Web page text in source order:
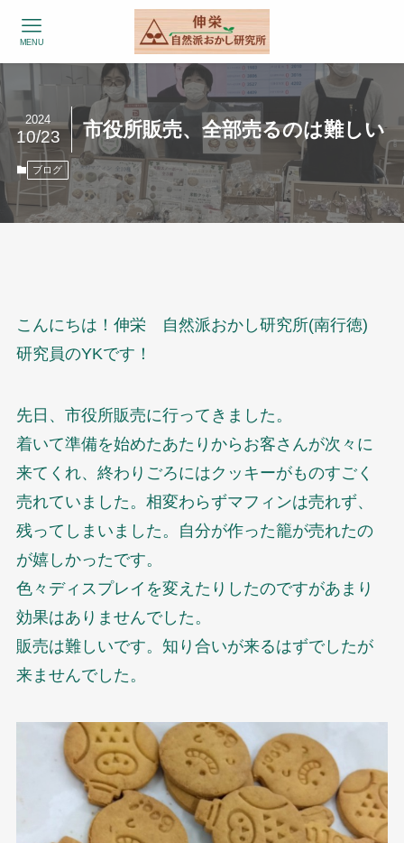
MENU
市役所販売、全部売るのは難しい
2024
10/23
ブログ
こんにちは！伸栄 自然派おかし研究所(南行徳)
研究員のYKです！
先日、市役所販売に行ってきました。
着いて準備を始めたあたりからお客さんが次々に
来てくれ、終わりごろにはクッキーがものすごく
売れていました。相変わらずマフィンは売れず、
残ってしまいました。自分が作った籠が売れたの
が嬉しかったです。
色々ディスプレイを変えたりしたのですがあまり
効果はありませんでした。
販売は難しいです。知り合いが来るはずでしたが
来ませんでした。